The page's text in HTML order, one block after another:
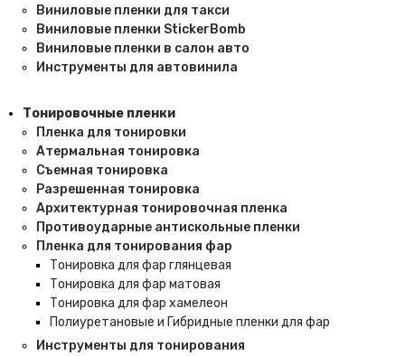
Виниловые пленки для такси
Виниловые пленки StickerBomb
Виниловые пленки в салон авто
Инструменты для автовинила
Тонировочные пленки
Пленка для тонировки
Атермальная тонировка
Съемная тонировка
Разрешенная тонировка
Архитектурная тонировочная пленка
Противоударные антискольные пленки
Пленка для тонирования фар
Тонировка для фар глянцевая
Тонировка для фар матовая
Тонировка для фар хамелеон
Полиуретановые и Гибридные пленки для фар
Инструменты для тонирования